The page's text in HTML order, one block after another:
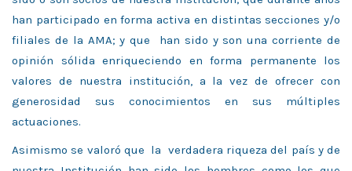
han participado en forma activa en distintas secciones y/o
filiales de la AMA; y que han sido y son una corriente de
opinión sólida enriqueciendo en forma permanente los
valores de nuestra institución, a la vez de ofrecer con
generosidad sus conocimientos en sus múltiples
actuaciones.
Asimismo se valoró que la verdadera riqueza del país y de